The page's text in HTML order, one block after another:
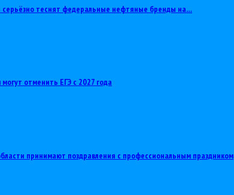
серьёзно теснят федеральные нефтяные бренды на…
отменить ЕГЭ с 2027 года
принимают поздравления с профессиональным праздником